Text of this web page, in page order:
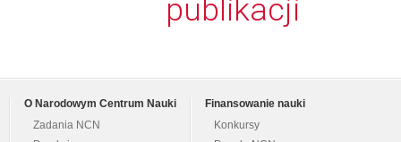
publikacji
O Narodowym Centrum Nauki
Zadania NCN
Finansowanie nauki
Konkursy